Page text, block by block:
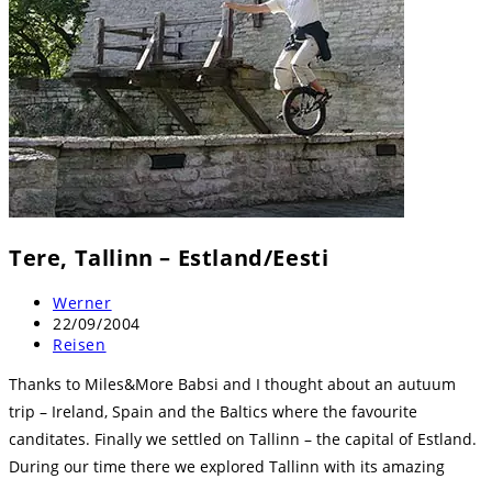
Tere, Tallinn – Estland/Eesti
Beitrags-
Autor:
Werner
Beitrag
veröffentlicht:
22/09/2004
Beitrags-
Reisen
Thanks to Miles&More Babsi and I thought about an autuum
trip – Ireland, Spain and the Baltics where the favourite
canditates. Finally we settled on Tallinn – the capital of Estland.
During our time there we explored Tallinn with its amazing